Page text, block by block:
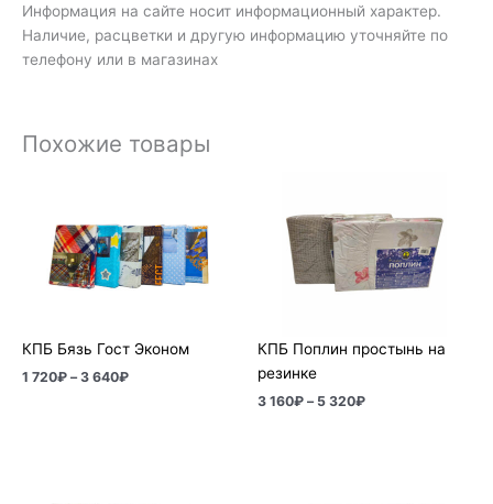
Информация на сайте носит информационный характер.
Наличие, расцветки и другую информацию уточняйте по
телефону или в магазинах
Похожие товары
КПБ Бязь Гост Эконом
1 720₽ – 3 640₽
720₽
–
3
640₽
КПБ Поплин простынь на
резинке
3 160₽ – 5 320₽
3
160₽
–
5
320₽